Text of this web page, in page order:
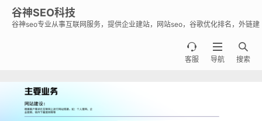
谷神SEO科技
谷神seo专业从事互联网服务，提供企业建站，网站seo，谷歌优化排名，外链建

搜索

导航

客服